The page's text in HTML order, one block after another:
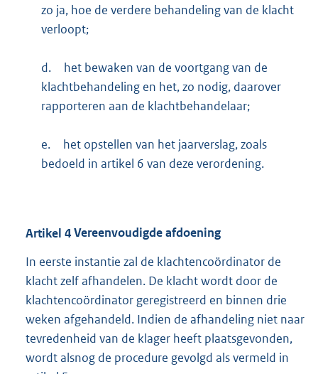
zo ja, hoe de verdere behandeling van de klacht
verloopt;
d.
het bewaken van de voortgang van de
klachtbehandeling en het, zo nodig, daarover
rapporteren aan de klachtbehandelaar;
e.
het opstellen van het jaarverslag, zoals
bedoeld in artikel 6 van deze verordening.
Artikel 4Vereenvoudigde afdoening
In eerste instantie zal de klachtencoördinator de
klacht zelf afhandelen. De klacht wordt door de
klachtencoördinator geregistreerd en binnen drie
weken afgehandeld. Indien de afhandeling niet naar
tevredenheid van de klager heeft plaatsgevonden,
wordt alsnog de procedure gevolgd als vermeld in